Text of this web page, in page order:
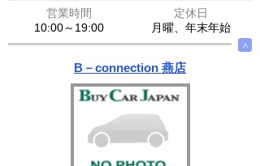
営業時間
定休日
10:00～19:00
月曜、年末年始
∧
B－connection 燕店